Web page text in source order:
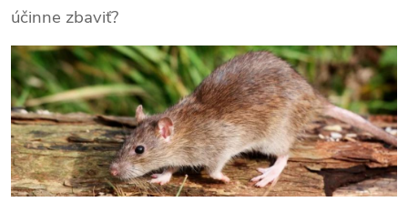
účinne zbaviť?